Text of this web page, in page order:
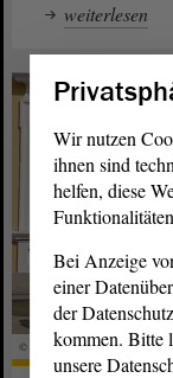
weiterlesen
© PV LSA
Wir nutzen
ihnen sind
helfen, diese
Bei Anzeige
einer
der
kommen. Bitte
unsere